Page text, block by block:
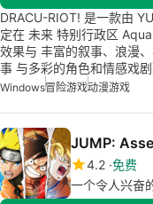
DRACU-RIOT! 是一款由
定在 未来 特别行政区
效果与 丰富的叙事、浪漫
事 与多彩的角色和情感戏
Windows冒险游戏动漫游戏
JUMP:
4.2 免费
一个令人兴奋